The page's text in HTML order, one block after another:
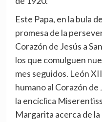
Este Papa, en la bula
promesa de la
Corazón de Jesús a
los que comulguen
mes seguidos. León
humano al Corazón
la encíclica
Margarita acerca de